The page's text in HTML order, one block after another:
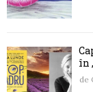
în
de